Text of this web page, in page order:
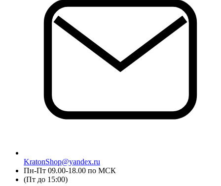
KratonShop@yandex.ru
Пн-Пт 09.00-18.00 по МСК
(Пт до 15:00)